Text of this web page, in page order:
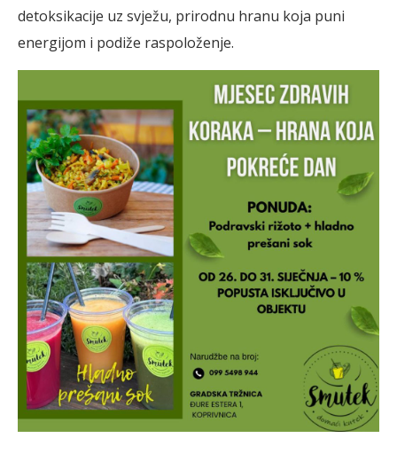
detoksikacije uz svježu, prirodnu hranu koja puni
energijom i podiže raspoloženje.